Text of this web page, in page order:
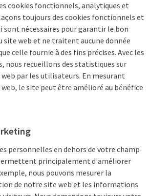
cookies fonctionnels, analytiques et
toujours des cookies fonctionnels et
sont nécessaires pour garantir le bon
web et ne traitent aucune donnée
celle fournie à des fins précises. Avec les
nous recueillons des statistiques sur
par les utilisateurs. En mesurant
le site peut être amélioré au bénéfice
personnelles en dehors de votre champ
principalement d'améliorer
nous pouvons mesurer la
de notre site web et les informations